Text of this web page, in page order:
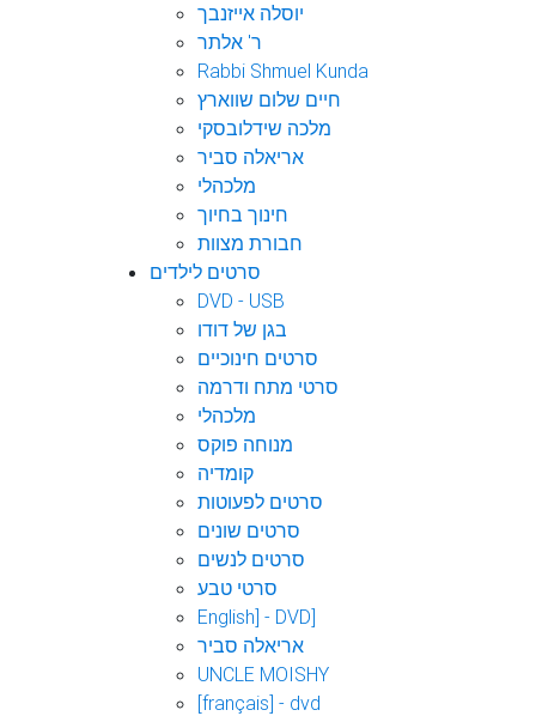
יוסלה אייזנבך
ר' אלתר
Rabbi Shmuel Kunda
חיים שלום שווארץ
מלכה שידלובסקי
אריאלה סביר
מלכהלי
חינוך בחיוך
חבורת מצוות
סרטים לילדים
DVD - USB
בגן של דודו
סרטים חינוכיים
סרטי מתח ודרמה
מלכהלי
מנוחה פוקס
קומדיה
סרטים לפעוטות
סרטים שונים
סרטים לנשים
סרטי טבע
English] - DVD]
אריאלה סביר
UNCLE MOISHY
[français] - dvd